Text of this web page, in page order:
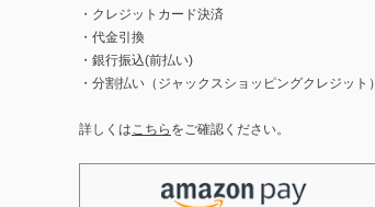
・クレジットカード決済
・代金引換
・銀行振込(前払い)
・分割払い（ジャックスショッピングクレジット）
詳しくは こちら をご確認ください。